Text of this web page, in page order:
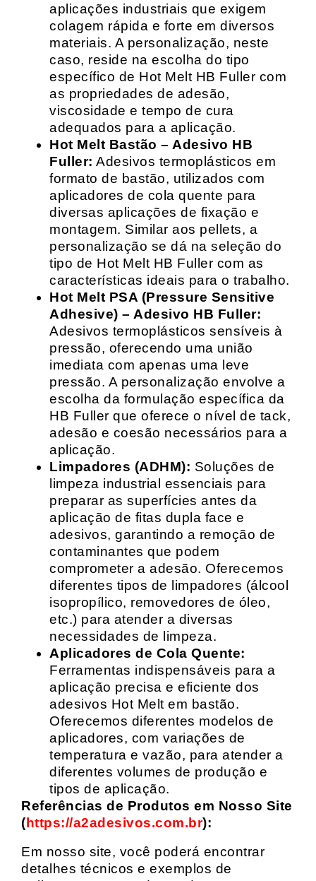
aplicações industriais que exigem
colagem rápida e forte em diversos
materiais. A personalização, neste
caso, reside na escolha do tipo
específico de Hot Melt HB Fuller com
as propriedades de adesão,
viscosidade e tempo de cura
adequados para a aplicação.
Hot Melt Bastão – Adesivo HB
Fuller: Adesivos termoplásticos em
formato de bastão, utilizados com
aplicadores de cola quente para
diversas aplicações de fixação e
montagem. Similar aos pellets, a
personalização se dá na seleção do
tipo de Hot Melt HB Fuller com as
características ideais para o trabalho.
Hot Melt PSA (Pressure Sensitive
Adhesive) – Adesivo HB Fuller:
Adesivos termoplásticos sensíveis à
pressão, oferecendo uma união
imediata com apenas uma leve
pressão. A personalização envolve a
escolha da formulação específica da
HB Fuller que oferece o nível de tack,
adesão e coesão necessários para a
aplicação.
Limpadores (ADHM): Soluções de
limpeza industrial essenciais para
preparar as superfícies antes da
aplicação de fitas dupla face e
adesivos, garantindo a remoção de
contaminantes que podem
comprometer a adesão. Oferecemos
diferentes tipos de limpadores (álcool
isopropílico, removedores de óleo,
etc.) para atender a diversas
necessidades de limpeza.
Aplicadores de Cola Quente:
Ferramentas indispensáveis para a
aplicação precisa e eficiente dos
adesivos Hot Melt em bastão.
Oferecemos diferentes modelos de
aplicadores, com variações de
temperatura e vazão, para atender a
diferentes volumes de produção e
tipos de aplicação.
Referências de Produtos em Nosso Site
(https://a2adesivos.com.br):
Em nosso site, você poderá encontrar
detalhes técnicos e exemplos de